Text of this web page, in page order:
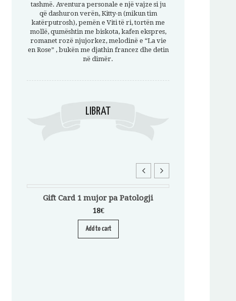
tashmë. Aventura personale e një vajze si ju
që dashuron verën, Kitty-n (mikun tim
katërputrosh), pemën e Viti të ri, tortën me
mollë, qumështin me biskota, kafen ekspres,
romanet rozë njujorkez, melodinë e “La vie
en Rose” , bukën me djathin francez dhe detin
në dimër.
LIBRAT
Gift Card 1 mujor pa Patologji
18€
Add to cart